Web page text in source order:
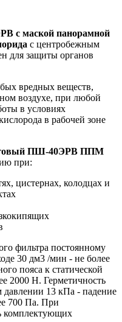
с маской панорамной
с центробежным
для защиты органов
вредных веществ,
воздухе, при любой
в условиях
в рабочей зоне
ПШ-40ЭРВ ППМ
при:
цистернах, колодцах и
фильтра постоянному
30 дм3 /мин - не более
пояса к статической
2000 Н. Герметичность
13 кПа - падение
700 Па. При
комплектующих